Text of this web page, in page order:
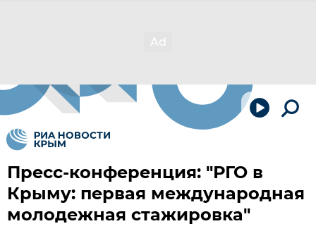
Пресс-конференция: "РГО в
Крыму: первая международная
молодежная стажировка"